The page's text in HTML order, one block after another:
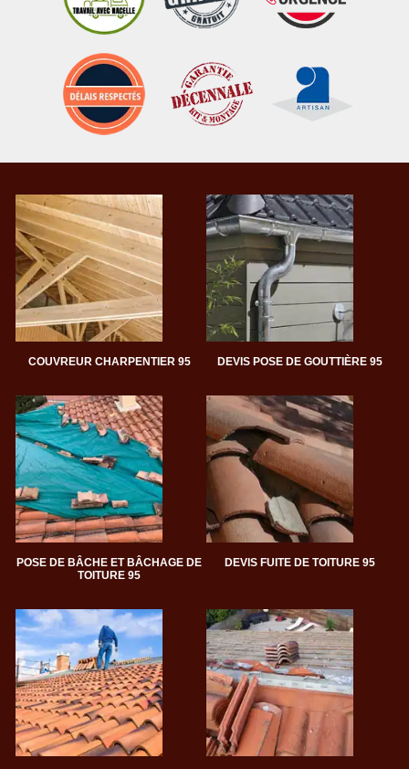
COUVREUR CHARPENTIER 95 DEVIS POSE DE GOUTTIÈRE 95
POSE DE BÂCHE ET BÂCHAGE DE
TOITURE 95
DEVIS FUITE DE TOITURE 95